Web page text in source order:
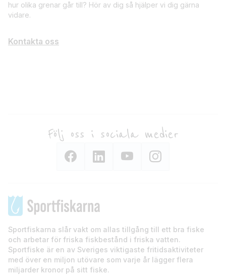
hur olika grenar går till? Hör av dig så hjälper vi dig gärna
vidare.
Kontakta oss
Följ oss i sociala medier
Sportfiskarna slår vakt om allas tillgång till ett bra fiske
och arbetar för friska fiskbestånd i friska vatten.
Sportfiske är en av Sveriges viktigaste fritidsaktiviteter
med över en miljon utövare som varje år lägger flera
miljarder kronor på sitt fiske.